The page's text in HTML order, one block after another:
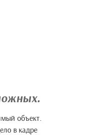
объект.
в кадре